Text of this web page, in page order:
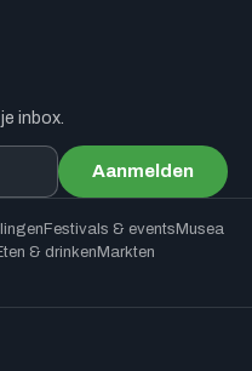
inbox.
Aanmelden
Festivals & events Musea
& drinken Markten